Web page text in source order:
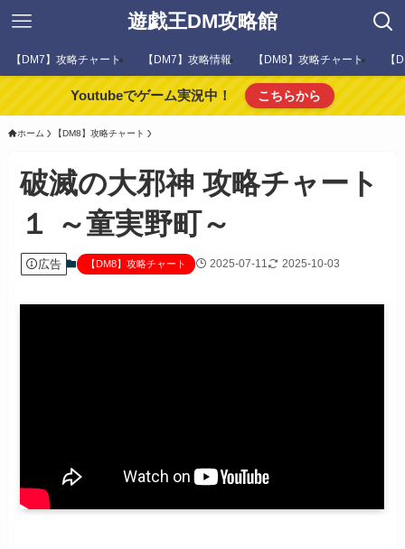
遊戯王DM攻略館
【DM7】攻略チャート 【DM7】攻略情報 【DM8】攻略チャート 【
Youtubeでゲーム実況中！ こちらから
ホーム 【DM8】攻略チャート
破滅の大邪神 攻略チャート
１ ～童実野町～
広告 【DM8】攻略チャート 2025-07-11 2025-10-03